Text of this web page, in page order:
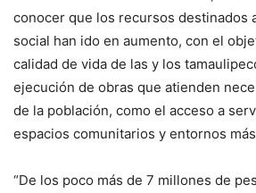
conocer que los recursos destinados
social han ido en aumento, con el
calidad de vida de las y los
ejecución de obras que atienden
de la población, como el acceso a
espacios comunitarios y entornos
“De los poco más de 7 millones de